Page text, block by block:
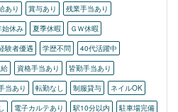
あり 賞与あり
残業手当あり
始休み 夏季休暇
ＧＷ休暇
験者優遇 学歴不問
40代活躍中
資格手当あり
皆勤手当あり
当あり 転勤なし 制服貸与
ネイルOK
電子カルテあり 駅10分以内 駐車場完備